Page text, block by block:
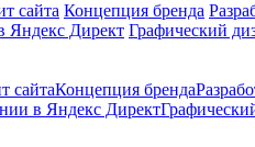
сайта Концепция бренда
Яндекс Директ Графический
сайтаКонцепция бренда
в Яндекс Директ